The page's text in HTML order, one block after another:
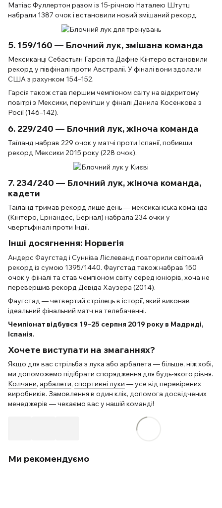
Матіас Фуллертон разом із 15-річною Наталею Штутц
набрали 1387 очок і встановили новий змішаний рекорд.
5. 159/160 — Блочний лук, змішана команда
Мексиканці Себастьян Гарсія та Дафне Кінтеро встановили
рекорд у півфіналі проти Австралії. У фіналі вони здолали
США з рахунком 154–152.
Гарсія також став першим чемпіоном світу на відкритому
повітрі з Мексики, перемігши у фіналі Данила Косенкова з
Росії (146–142).
6. 229/240 — Блочний лук, жіноча команда
Таїланд набрав 229 очок у матчі проти Іспанії, побивши
рекорд Мексики 2015 року (228 очок).
7. 234/240 — Блочний лук, жіноча команда,
кадети
Таїланд тримав рекорд лише день — мексиканська команда
(Кінтеро, Ернандес, Бернал) набрала 234 очки у
чвертьфіналі проти Індії.
Інші досягнення: Норвегія
Андерс Фаугстад і Сунніва Ліслеванд повторили світовий
рекорд із сумою 1395/1440. Фаугстад також набрав 150
очок у фіналі та став чемпіоном світу серед юніорів, хоча не
перевершив рекорд Девіда Хаузера (2014).
Фаугстад — четвертий стрілець в історії, який виконав
ідеальний фінальний матч на телебаченні.
Чемпіонат відбувся 19–25 серпня 2019 року в Мадриді,
Іспанія.
Хочете виступати на змаганнях?
Якщо для вас стрільба з лука або арбалета — більше, ніж хобі,
ми допоможемо підібрати спорядження для будь-якого рівня.
Колчани, арбалети, спортивні луки — усе від перевірених
виробників. Замовлення в один клік, допомога досвідчених
менеджерів — чекаємо вас у нашій команді!
Ми рекомендуємо